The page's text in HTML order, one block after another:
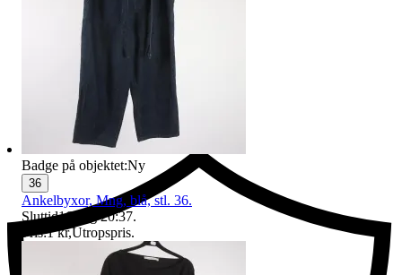
Ersättning om du inte får din vara
Badge på objektet:Ny
36
Ankelbyxor, Mng, blå, stl. 36.
Sluttid16 aug 20:37.
Pris:1 kr,Utropspris.